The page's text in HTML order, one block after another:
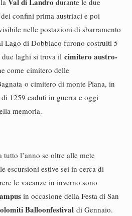
durante le due
confini prima austriaci e poi
nelle postazioni di sbarramento
Lago di Dobbiaco furono costruiti 5
laghi si trova il cimitero austro-
come cimitero delle
o cimitero di monte Piana, in
1259 caduti in guerra e oggi
memoria.
tutto l’anno se oltre alle mete
escursioni estive sei in cerca di
le vacanze in inverno sono
in occasione della Festa di San
Balloonfestival di Gennaio.